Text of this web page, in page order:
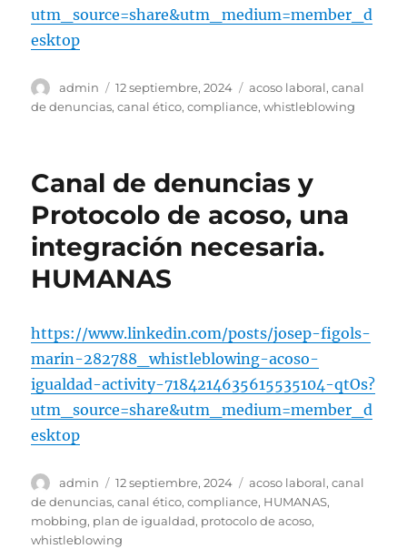
utm_source=share&utm_medium=member_d
esktop
Autor
admin
Publicado
el
12 septiembre, 2024 Etiquetas
acoso laboral,canal
de denuncias,canal ético,compliance,whistleblowing
Canal de denuncias y
Protocolo de acoso, una
integración necesaria.
HUMANAS
https://www.linkedin.com/posts/josep-figols-
marin-282788_whistleblowing-acoso-
igualdad-activity-7184214635615535104-qtOs?
utm_source=share&utm_medium=member_d
esktop
Autor
admin
Publicado
el
12 septiembre, 2024 Etiquetas
acoso laboral,canal
de denuncias,canal ético,compliance, HUMANAS,
mobbing, plan de igualdad, protocolo de acoso,
whistleblowing